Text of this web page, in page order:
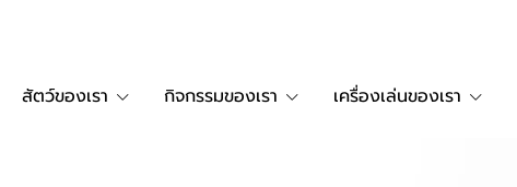
สัตว์ของเรา กิจกรรมของเรา เครื่องเล่นของเรา